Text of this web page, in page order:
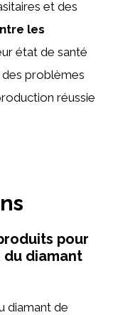
et des
les
état de santé
problèmes
réussie
pour
diamant
diamant de